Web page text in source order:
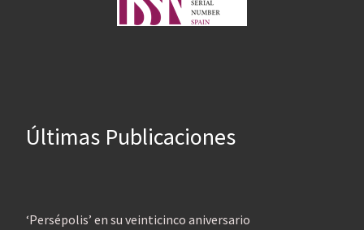
Últimas Publicaciones
‘Persépolis’ en su veinticinco aniversario